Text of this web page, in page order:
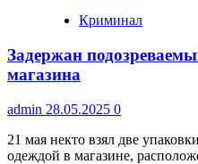
млн,
участков
мошеннической
схемы
Криминал
Задержан
магазина
admin 28.05.2025 0
21 мая некто взял две
одеждой в магазине,